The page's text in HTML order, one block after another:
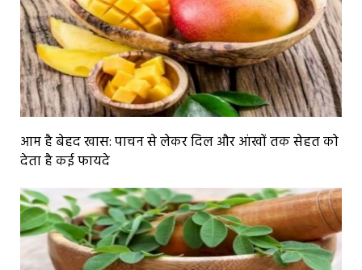
आम है बेहद खास: पाचन से लेकर दिल और आंखों तक सेहत को
देता है कई फायदे